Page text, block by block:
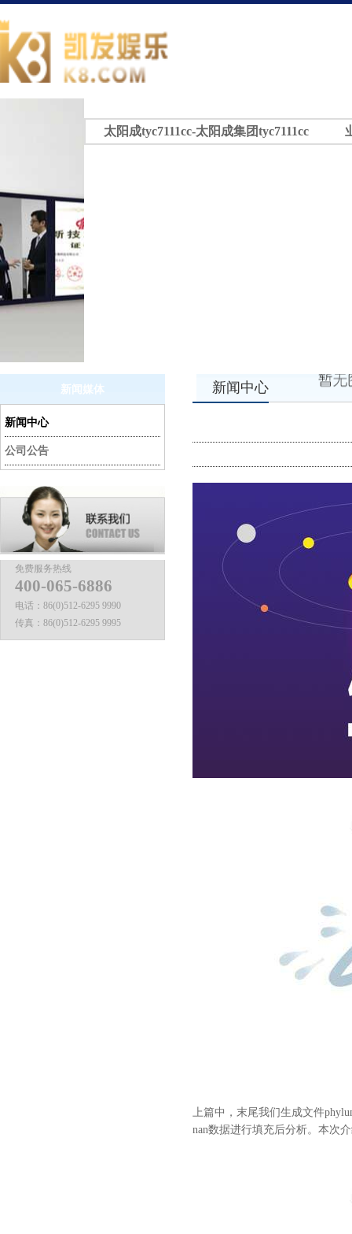
太阳成tyc7111cc-太阳成集团tyc7111cc
新闻媒体
新闻中心
公司公告
免费服务热线
400-065-6886
电话： 86(0)512-6295 9990
传真： 86(0)512-6295 9995
新闻中心
上篇中，末尾我们生成文件
nan数据进行填充后分析。本次